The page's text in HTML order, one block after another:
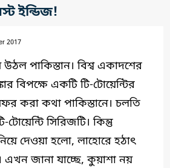
ইন্ডিজ!
2017
পাকিস্তান। বিশ্ব একাদশের
বিপক্ষে একটি টি-টোয়েন্টির
করা কথা পাকিস্তানে। চলতি
সিরিজটি। কিন্তু
দেওয়া হলো, লাহোরে হঠাৎ
এখন জানা যাচ্ছে, কুয়াশা নয়